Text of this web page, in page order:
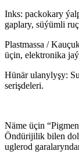
Inks: packokary
gaplary, süýümli
Plastmassa /
üçin, elektronika
Hünär ulanylyşy:
serişdeleri.
Näme üçin
Öndürijilik bilen
uglerod